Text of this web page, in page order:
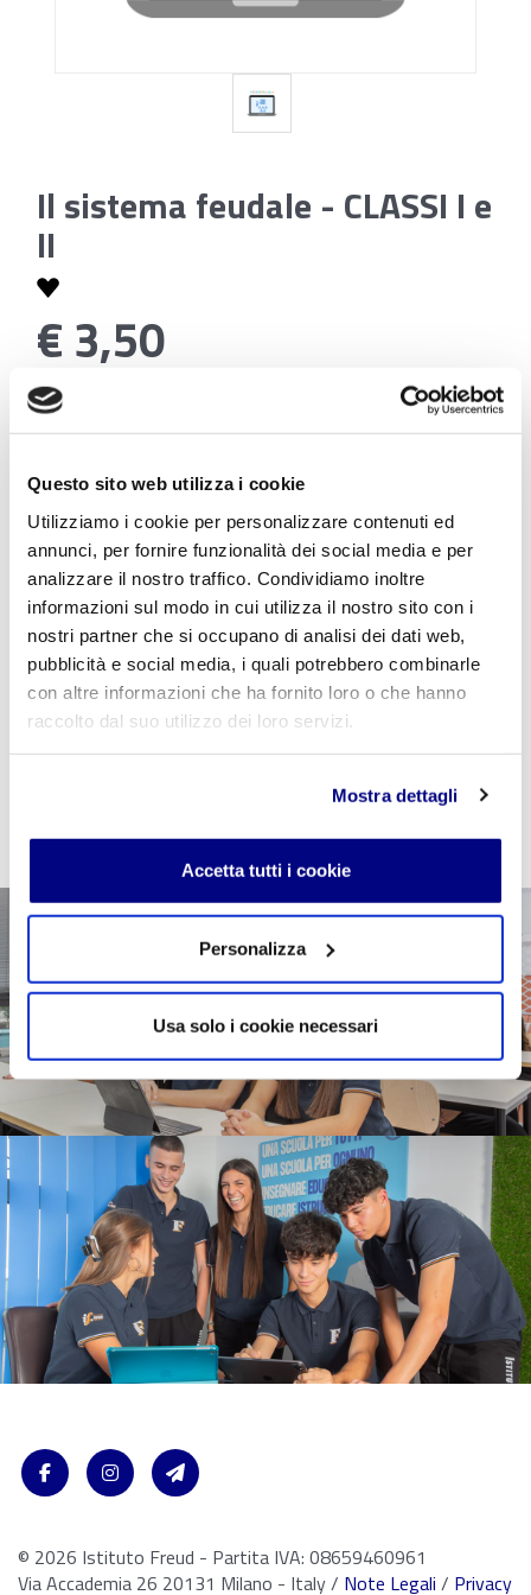
Questo sito web utilizza i cookie
Utilizziamo i cookie per personalizzare contenuti ed
annunci, per fornire funzionalità dei social media e per
analizzare il nostro traffico. Condividiamo inoltre
informazioni sul modo in cui utilizza il nostro sito con i
nostri partner che si occupano di analisi dei dati web,
pubblicità e social media, i quali potrebbero combinarle
con altre informazioni che ha fornito loro o che hanno
raccolto dal suo utilizzo dei loro servizi.
Mostra dettagli
Accetta tutti i cookie
Personalizza
Usa solo i cookie necessari
Il sistema feudale - CLASSI I e
II
€ 3,50
Codice:
Se sei studente della scuola utilizza il coupon
"CPVIDEOPILLOLA" in fase di checkout per azzerare
il costo della VideoPillola
AGGIUNGI AL CARRELLO
© 2026 Istituto Freud - Partita IVA: 08659460961
Via Accademia 26 20131 Milano - Italy / Note Legali / Privacy